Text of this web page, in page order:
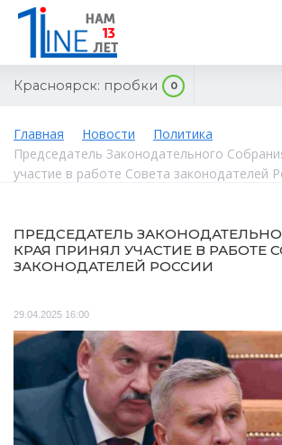
Красноярск: пробки 0
Главная Новости
Политика
Председатель Законодательного
участие в работе Совета законодателей
ПРЕДСЕДАТЕЛЬ
КРАЯ ПРИНЯЛ УЧАСТИЕ В РАБОТЕ
ЗАКОНОДАТЕЛЕЙ РОССИИ
29.04.2025 16:00